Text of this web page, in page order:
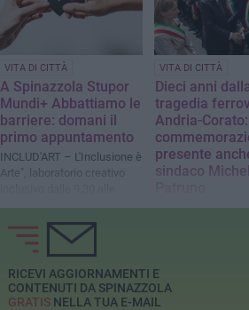
VITA DI CITTÀ
A Spinazzola Stupor
Mundi+ Abbattiamo le
barriere: domani il
primo appuntamento
INCLUD'ART – L'Inclusione è
Arte", laboratorio creativo
VITA DI CITTÀ
Dieci anni
tragedia
Andria-
presente
sindaco
Ieri alla cerimonia
RICEVI AGGIORNAMENTI E
CONTENUTI DA SPINAZZOLA
GRATISNELLA TUA E-MAIL